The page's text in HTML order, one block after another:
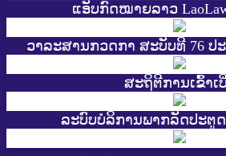
ແອັບກົດໝາຍລາວ
ວາລະສານກວດກາ ສະບັບທີ 76 ປະ
ສະ​ຖິ​ຕີການ​ເຂົ້າ​ເ
ລະບົບບໍລິການພາກລັດປະຕູດ